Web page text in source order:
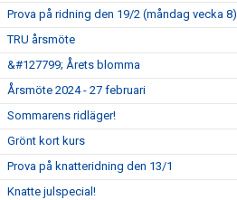
Prova på ridning den 19/2 (måndag vecka 8)
TRU årsmöte
&#127799; Årets blomma
Årsmöte 2024 - 27 februari
Sommarens ridläger!
Grönt kort kurs
Prova på knatteridning den 13/1
Knatte julspecial!